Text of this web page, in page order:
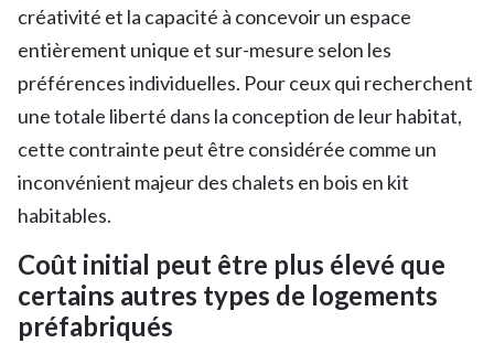
créativité et la capacité à concevoir un espace
entièrement unique et sur-mesure selon les
préférences individuelles. Pour ceux qui recherchent
une totale liberté dans la conception de leur habitat,
cette contrainte peut être considérée comme un
inconvénient majeur des chalets en bois en kit
habitables.
Coût initial peut être plus élevé que
certains autres types de logements
préfabriqués